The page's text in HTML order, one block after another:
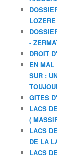
-
DROIT
EN MAL
SUR :
GITES
LACS
(
LACS
DE LA
LACS